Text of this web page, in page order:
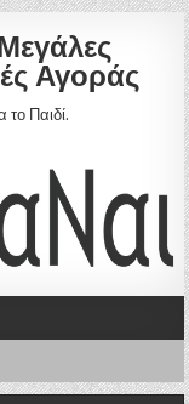
Αγοράς
το Παιδί.